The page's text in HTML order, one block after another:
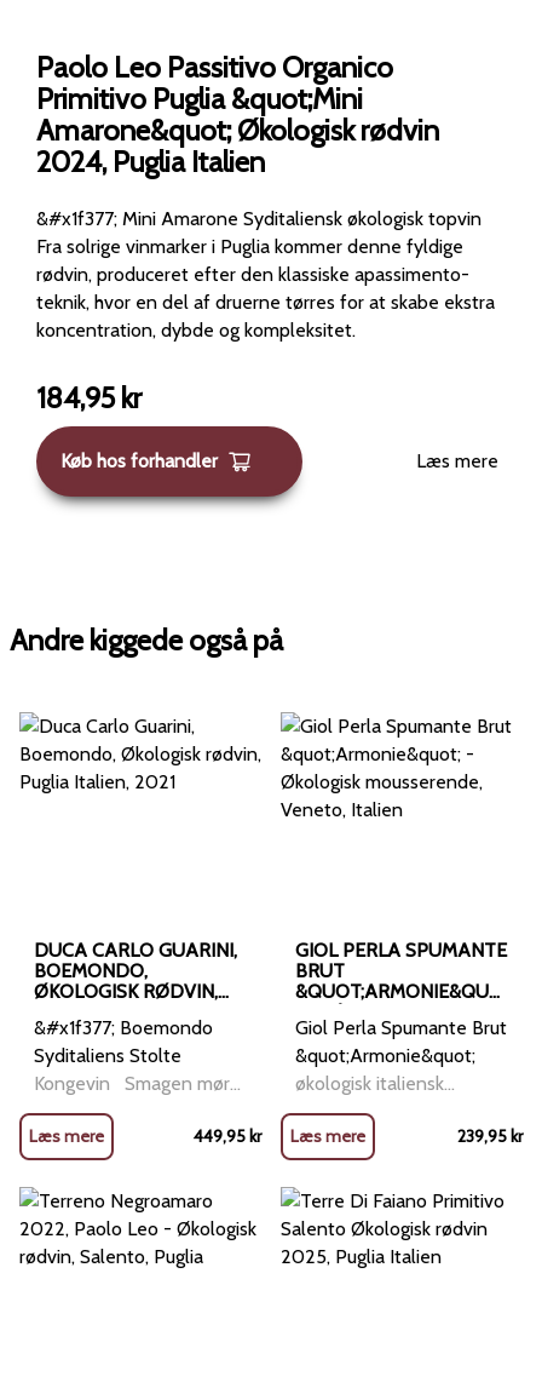
Paolo Leo Passitivo Organico
Primitivo Puglia &quot;Mini
Amarone&quot; Økologisk rødvin
2024, Puglia Italien
&#x1f377; Mini Amarone Syditaliensk økologisk topvin
Fra solrige vinmarker i Puglia kommer denne fyldige
rødvin, produceret efter den klassiske apassimento-
teknik, hvor en del af druerne tørres for at skabe ekstra
koncentration, dybde og kompleksitet.
184,95kr
Køb hos forhandler Læs mere
Andre kiggede også på
DUCA CARLO GUARINI,
BOEMONDO,
ØKOLOGISK RØDVIN,
&#x1f377; Boemondo
Syditaliens Stolte
Kongevin Smagen mørk,
dyb og fuldstændig
uimodståelig &nbsp;
Boemondo er en
kompleks, kraftfuld og
elegant rødvin med:
sorte kirsebær, solbær og
Læs mere 449,95kr
GIOL PERLA SPUMANTE
BRUT
&QUOT;ARMONIE&QUO
T; - ØKOLOGISK
MOUSSERENDE,
VENETO, ITALIEN
Giol Perla Spumante Brut
&quot;Armonie&quot;
økologisk italiensk
mousserende fra Veneto
Italiensk elegance og
festlige bobler med over
100 års vintradition i
bagagen. Fra det
historiske Veneto-hus
Læs mere 239,95kr